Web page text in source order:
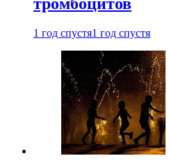
1 год спустя1 год спустя